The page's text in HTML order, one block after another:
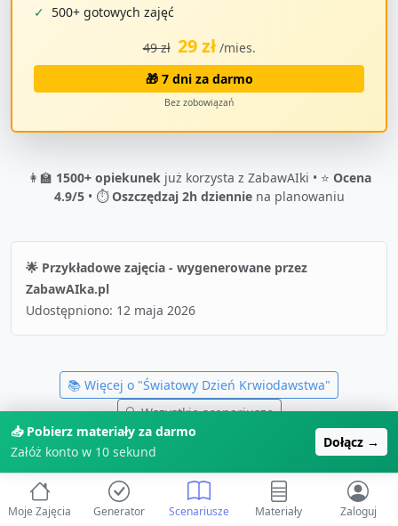
✓ 500+ gotowych zajęć
49 zł 29 zł /mies.
🎁 7 dni za darmo
Bez zobowiązań
👩‍🏫 1500+ opiekunekjuż korzysta z ZabawAIki • ⭐ Ocena
4.9/5• ⏱️Oszczędzaj 2h dzienniena planowaniu
🌟 Przykładowe zajęcia - wygenerowane przez
ZabawAIka.pl
Udostępniono: 12 maja 2026
📚 Więcej o "Światowy Dzień Krwiodawstwa"
🔍 Wszystkie scenariusze
📥 Pobierz materiały za darmo
Załóż konto w 10 sekund
Dołącz →
Moje Zajęcia Generator Scenariusze Materiały Zaloguj